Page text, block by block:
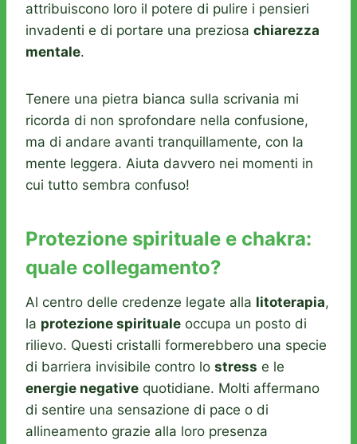
attribuiscono loro il potere di pulire i pensieri
invadenti e di portare una preziosa chiarezza
mentale.
Tenere una pietra bianca sulla scrivania mi
ricorda di non sprofondare nella confusione,
ma di andare avanti tranquillamente, con la
mente leggera. Aiuta davvero nei momenti in
cui tutto sembra confuso!
Protezione spirituale e chakra:
quale collegamento?
Al centro delle credenze legate alla litoterapia,
la protezione spirituale occupa un posto di
rilievo. Questi cristalli formerebbero una specie
di barriera invisibile contro lo stress e le
energie negative quotidiane. Molti affermano
di sentire una sensazione di pace o di
allineamento grazie alla loro presenza